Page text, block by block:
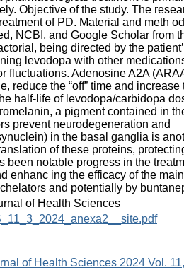
Objective of the study. The
of PD. Material and meth
NCBI, and Google Scholar from
being directed by the
levodopa with other
fluctuations. Adenosine A2A
the “off” time and increase
half-life of levodopa/carbidopa
a pigment contained in
prevent neurodegeneration and
in the basal ganglia is
of these proteins,
notable progress in the
enhanc ing the efficacy of the
and potentially by
of Health Sciences
of Health Sciences 2024 Vol.